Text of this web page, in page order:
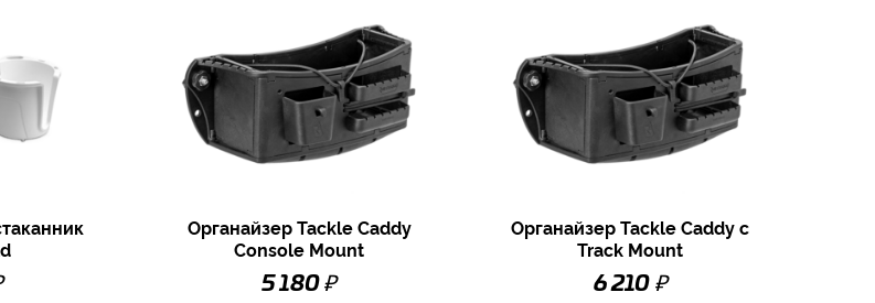
Органайзер Tackle Caddy
Console Mount
5 180 ₽
Органайзер Tackle Caddy c
Track Mount
6 210 ₽